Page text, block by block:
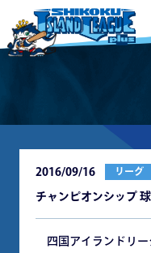
2016/09/16 リーグ
チャンピオンシップ
四国アイランドリー